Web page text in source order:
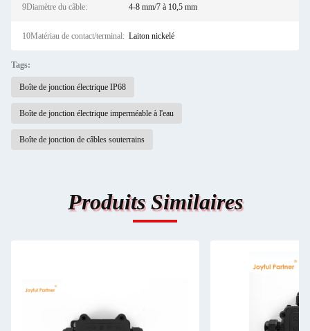
9Diamètre du câble: 4-8 mm/7 à 10,5 mm
10Matériau de contact/terminal: Laiton nickelé
Tags:
Boîte de jonction électrique IP68
Boîte de jonction électrique imperméable à l'eau
Boîte de jonction de câbles souterrains
Produits Similaires